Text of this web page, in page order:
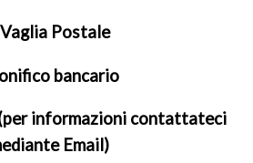
Postale
bancario
informazioni contattateci
Email)